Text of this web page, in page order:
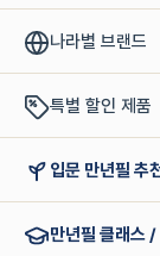
나라별 브랜드
특별 할인 제품
입문 만년필 추
만년필 클래스